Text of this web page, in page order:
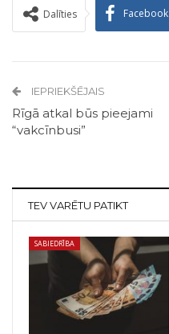
Dalīties Facebook
IEPRIEKŠĒJAIS
Rīgā atkal būs pieejami
“vakcīnbusi”
TEV VARĒTU PATIKT
SABIEDRĪBA